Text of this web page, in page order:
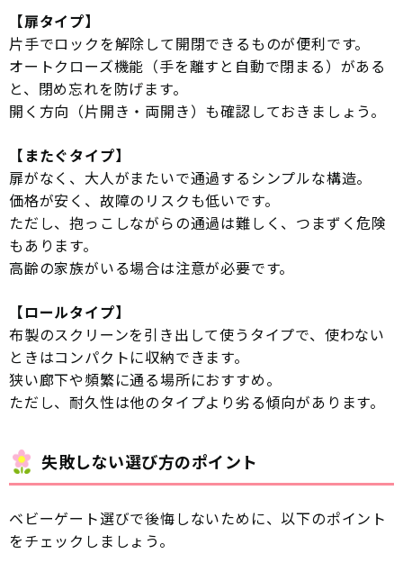
【扉タイプ】
片手でロックを解除して開閉できるものが便利です。
オートクローズ機能（手を離すと自動で閉まる）がある
と、閉め忘れを防げます。
開く方向（片開き・両開き）も確認しておきましょう。
【またぐタイプ】
扉がなく、大人がまたいで通過するシンプルな構造。
価格が安く、故障のリスクも低いです。
ただし、抱っこしながらの通過は難しく、つまずく危険
もあります。
高齢の家族がいる場合は注意が必要です。
【ロールタイプ】
布製のスクリーンを引き出して使うタイプで、使わない
ときはコンパクトに収納できます。
狭い廊下や頻繁に通る場所におすすめ。
ただし、耐久性は他のタイプより劣る傾向があります。
失敗しない選び方のポイント
ベビーゲート選びで後悔しないために、以下のポイント
をチェックしましょう。